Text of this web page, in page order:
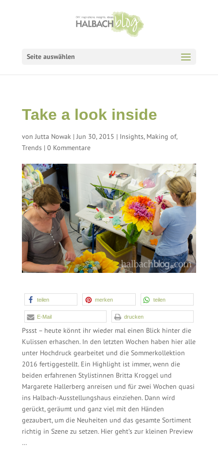
Seite auswählen
Take a look inside
vonJutta Nowak|Jun 30, 2015 | Insights, Making of,
Trends| 0 Kommentare
teilen merken teilen
E-Mail drucken
Pssst – heute könnt ihr wieder mal einen Blick hinter die
Kulissen erhaschen. In den letzten Wochen haben hier alle
unter Hochdruck gearbeitet und die Sommerkollektion
2016 fertiggestellt. Ein Highlight ist immer, wenn die
beiden erfahrenen Stylistinnen Britta Kroggel und
Margarete Hallerberg anreisen und für zwei Wochen quasi
ins Halbach-Ausstellungshaus einziehen. Dann wird
gerückt, geräumt und ganz viel mit den Händen
gezaubert, um die Neuheiten und das gesamte Sortiment
richtig in Szene zu setzen. Hier geht’s zur kleinen Preview
…